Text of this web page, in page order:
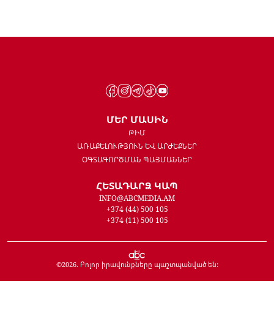
ՄԵՐ ՄԱՍԻՆ
ԹԻՄ
ԱՌԱՔԵԼՈՒԹՅՈՒՆ ԵՎ ԱՐԺԵՔՆԵՐ
ՕԳՏԱԳՈՐԾՄԱՆ ՊԱՅՄԱՆՆԵՐ
ՀԵՏԱԴԱՐՁ ԿԱՊ
INFO@ABCMEDIA.AM
+374 (44) 500 105
+374 (11) 500 105
©2026. Բոլոր իրավունքները պաշտպանված են: